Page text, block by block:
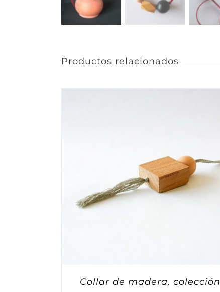
Productos relacionados
Collar de madera, colección